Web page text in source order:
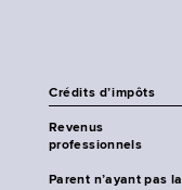
Crédits d’impôts
Revenus
professionnels
Parent n’ayant pas la